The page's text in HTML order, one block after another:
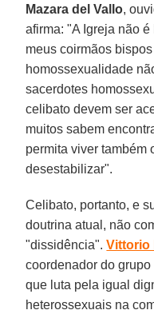
Mazara del Vallo,
afirma: "A Igreja não
meus coirmãos
homossexualidade
sacerdotes
celibato devem ser
muitos sabem
permita viver também
desestabilizar".
Celibato, portanto, e
doutrina atual, não
"dissidência".Vittorio
coordenador do
que luta pela igual
heterossexuais na